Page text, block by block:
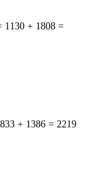
+ 1808 =
+ 1386 = 2219